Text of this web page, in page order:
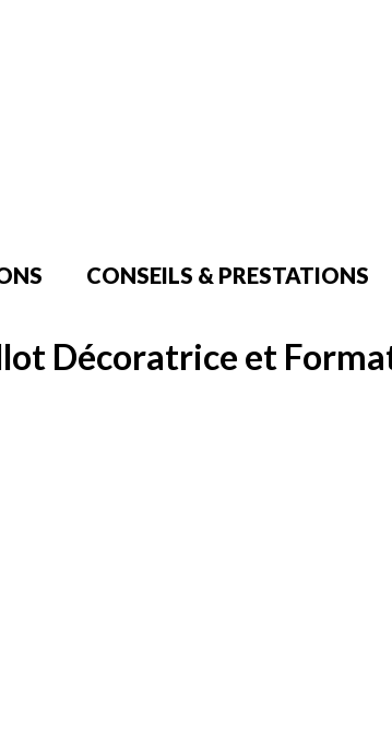
CONSEILS & PRESTATIONS
Décoratrice et